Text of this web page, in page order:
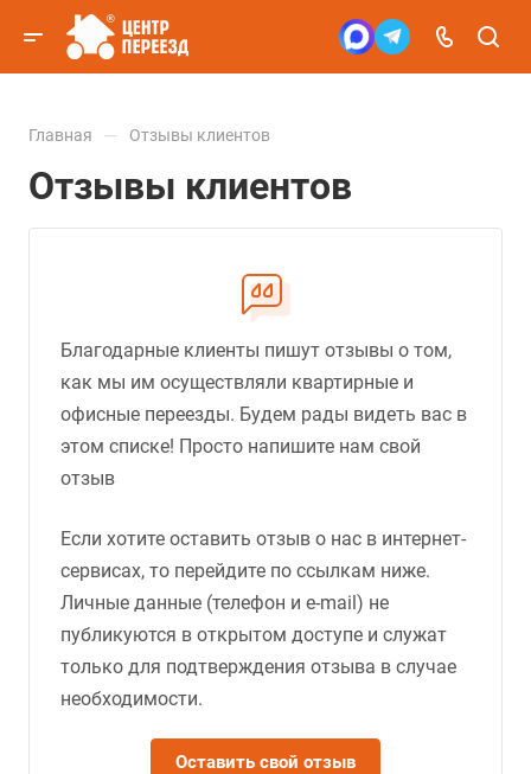
Главная — Отзывы клиентов
Отзывы клиентов
Благодарные клиенты пишут отзывы о том,
как мы им осуществляли квартирные и
офисные переезды. Будем рады видеть вас в
этом списке! Просто напишите нам свой
отзыв
Если хотите оставить отзыв о нас в интернет-
сервисах, то перейдите по ссылкам ниже.
Личные данные (телефон и e-mail) не
публикуются в открытом доступе и служат
только для подтверждения отзыва в случае
необходимости.
Оставить свой отзыв